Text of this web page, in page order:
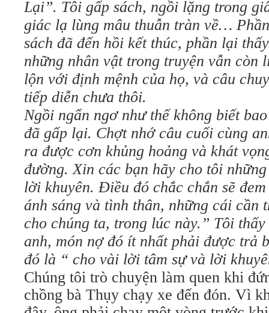
Lại”. Tôi gấp sách, ngồi lặng trong
giác lạ lùng mâu thuẫn tràn về…
sách đã đến hồi kết thúc, phần lại
những nhân vật trong truyện vẫn còn
lộn với định mệnh của họ, và câu
tiếp diễn chưa thôi.
Ngồi ngẩn ngơ như thế không biết
đã gấp lại. Chợt nhớ câu cuối cùng
ra được cơn khủng hoảng và khát
đường. Xin các bạn hãy cho tôi
lời khuyên. Điều đó chắc chắn sẽ
ánh sáng và tình thân, những cái cần
cho chúng ta, trong lúc này.” Tôi
anh, món nợ đó ít nhất phải được trả
đó là “ cho vài lời tâm sự và lời
Chúng tôi trò chuyện làm quen khi
chồng bà Thụy chạy xe đến đón. Vì